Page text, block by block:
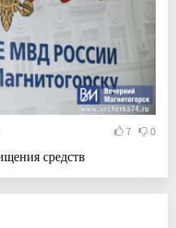
7 0
средств